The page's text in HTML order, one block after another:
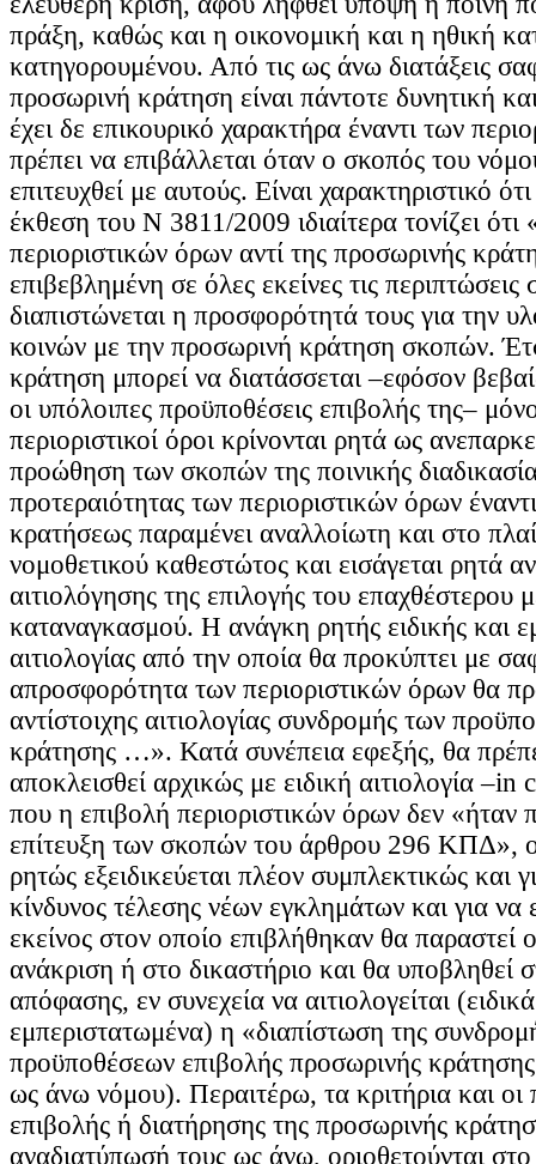
πράξη, καθώς και η οικονομική και η ηθική
κατηγορουμένου. Από τις ως άνω διατάξεις
προσωρινή κράτηση είναι πάντοτε δυνητική
έχει δε επικουρικό χαρακτήρα έναντι των
πρέπει να επιβάλλεται όταν ο σκοπός του
επιτευχθεί με αυτούς. Είναι χαρακτηριστικό
έκθεση του Ν 3811/2009 ιδιαίτερα τονίζει
περιοριστικών όρων αντί της προσωρινής
επιβεβλημένη σε όλες εκείνες τις περιπτώσεις
διαπιστώνεται η προσφορότητά τους για την
κοινών με την προσωρινή κράτηση σκοπών.
κράτηση μπορεί να διατάσσεται –εφόσον
οι υπόλοιπες προϋποθέσεις επιβολής της–
περιοριστικοί όροι κρίνονται ρητά ως
προώθηση των σκοπών της ποινικής
προτεραιότητας των περιοριστικών όρων
κρατήσεως παραμένει αναλλοίωτη και στο
νομοθετικού καθεστώτος και εισάγεται ρητά
αιτιολόγησης της επιλογής του επαχθέστερου
καταναγκασμού. Η ανάγκη ρητής ειδικής και
αιτιολογίας από την οποία θα προκύπτει με
απροσφορότητα των περιοριστικών όρων θα
αντίστοιχης αιτιολογίας συνδρομής των
κράτησης …». Κατά συνέπεια εφεξής, θα
αποκλεισθεί αρχικώς με ειδική αιτιολογία
που η επιβολή περιοριστικών όρων δεν «ήταν
επίτευξη των σκοπών του άρθρου 296 ΚΠΔ»,
ρητώς εξειδικεύεται πλέον συμπλεκτικώς και
κίνδυνος τέλεσης νέων εγκλημάτων και για να
εκείνος στον οποίο επιβλήθηκαν θα παραστεί
ανάκριση ή στο δικαστήριο και θα υποβληθεί
απόφασης, εν συνεχεία να αιτιολογείται
εμπεριστατωμένα) η «διαπίστωση της
προϋποθέσεων επιβολής προσωρινής
ως άνω νόμου). Περαιτέρω, τα κριτήρια και οι
επιβολής ή διατήρησης της προσωρινής
αναδιατύπωσή τους ως άνω, οριοθετούνται στο